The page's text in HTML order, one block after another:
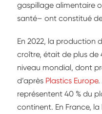
gaspillage alimentaire
santé– ont constitué
En 2022, la production
croître, était de plus de
niveau mondial, dont
d’après Plastics Europe.
représentent 40 % du
continent. En France,